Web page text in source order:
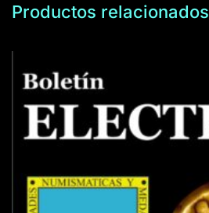
Productos relacionados